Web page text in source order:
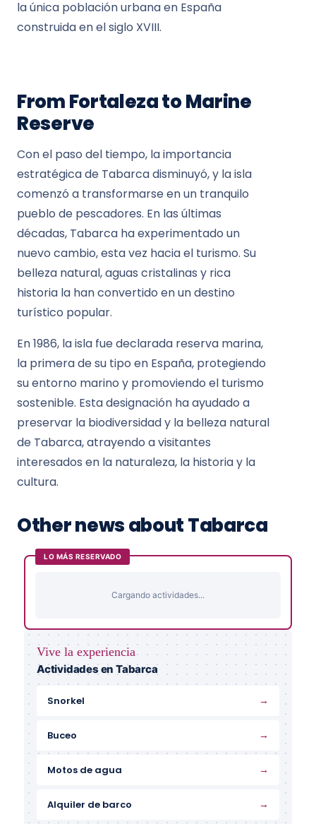
la única población urbana en España
construida en el siglo XVIII.
From Fortaleza to Marine
Reserve
Con el paso del tiempo, la importancia
estratégica de Tabarca disminuyó, y la isla
comenzó a transformarse en un tranquilo
pueblo de pescadores. En las últimas
décadas, Tabarca ha experimentado un
nuevo cambio, esta vez hacia el turismo. Su
belleza natural, aguas cristalinas y rica
historia la han convertido en un destino
turístico popular.
En 1986, la isla fue declarada reserva marina,
la primera de su tipo en España, protegiendo
su entorno marino y promoviendo el turismo
sostenible. Esta designación ha ayudado a
preservar la biodiversidad y la belleza natural
de Tabarca, atrayendo a visitantes
interesados en la naturaleza, la historia y la
cultura.
Other news about Tabarca
LO MÁS RESERVADO
Cargando actividades...
Vive la experiencia
Actividades en Tabarca
Snorkel →
Buceo →
Motos de agua →
Alquiler de barco →